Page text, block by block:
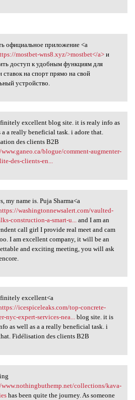
официальное
официальное приложение <a
mostbet-wns8.xyz/>mostbet</a>и
доступ к удобным функциям для
ставок на спорт прямо на свой
устройство.
excellent
excellent blog site. it is realy info as
a a really beneficial task. i adore that.
des clients B2B
blogue/comment-augmenter-
des-clients-en...
my name is. Puja
my name is. Puja Sharma<a
washingtonnewsalert.com/vaulted-
construction-a-smart-u...
and I am an
call girl I provide real meet and cam
I am excellent company, it will be an
and exciting meeting, you will ask
excellent<a
excellent<a
icespiceleaks.com/top-concrete-
nyc-expert-services-nea...blog site. it is
as well as a a really beneficial task. i
Fidélisation des clients B2B
https://www
collections/kava-
has been quite the journey. As someone